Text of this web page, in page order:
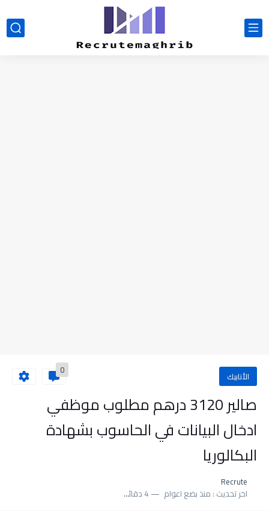
الأنابيك 0
صالير 3120 درهم مطلوب موظفي
ادخال البيانات في الحاسوب بشهادة
البكالوريا
Recrute
اخر تحديث : منذ بضع اعوام 4 دقائق للقراءة